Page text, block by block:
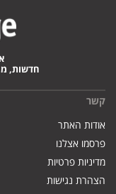
חדשות,
קשר
אודות האתר
פרסמו אצלנו
מדיניות פרטיות
הצהרת נגישות